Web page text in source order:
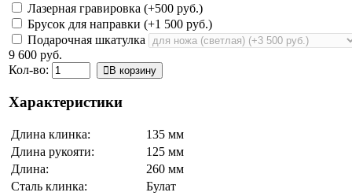
Лазерная гравировка (+500 руб.)
Брусок для направки (+1 500 руб.)
Подарочная шкатулка
9 600 руб.
Кол-во:
В корзину
Характеристики
Длина клинка:
135 мм
Длина рукояти:
125 мм
Длина:
260 мм
Сталь клинка:
Булат